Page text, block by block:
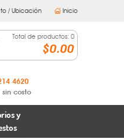
/ Ubicación Inicio
Total de productos: 0
$0.00
4620
sin costo
y